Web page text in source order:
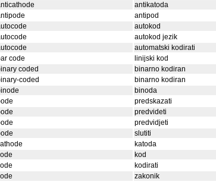
antikatoda
antipod
autokod
autokod jezik
automatski kodirati
code
linijski kod
coded
binarno kodiran
coded
binarno kodiran
binoda
predskazati
predvideti
predvidjeti
slutiti
katoda
kod
kodirati
zakonik